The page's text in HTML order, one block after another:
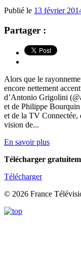
Publié le 13 février
Partager :
Alors que le
encore nettement
d’Antonio Grigolini
et de Philippe
et de la TV Connectée,
vision de...
En savoir plus
Télécharger
Télécharger
© 2026 France